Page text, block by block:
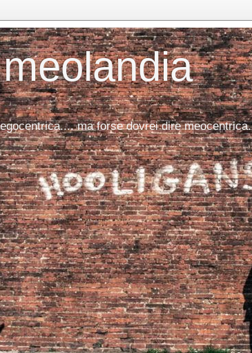
ma forse dovrei dire meocentrica.